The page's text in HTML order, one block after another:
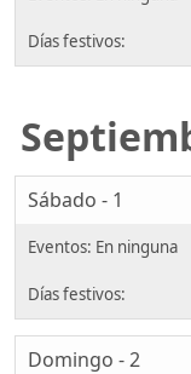
Sábado - 1
Domingo - 2